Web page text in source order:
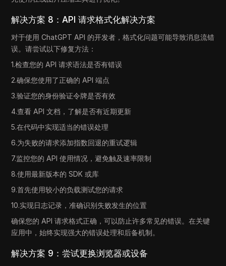
解决方案 8：API 请求格式化解决方案
对于使用 ChatGPT API 的开发者，格式化问题可能导致消息流错
误。请尝试以下修复方法：
1.检查您的 API 请求语法是否有错误
2.确保您使用了正确的 API 端点
3.验证您的身份验证令牌是否有效
4.查看 API 文档，了解是否有近期更新
5.在代码中实现适当的错误处理
6.为失败的请求添加指数回退的重试逻辑
7.监控您的 API 使用情况，避免触及速率限制
8.使用最新版本的 SDK 或库
9.首先使用较小的负载测试您的请求
10.实现日志记录，准确识别失败发生的位置
确保您的 API 请求格式正确，可以防止许多常见的错误。在关键
应用中，始终实现强大的错误处理和后备机制。
解决方案 9：尝试更换浏览器或设备